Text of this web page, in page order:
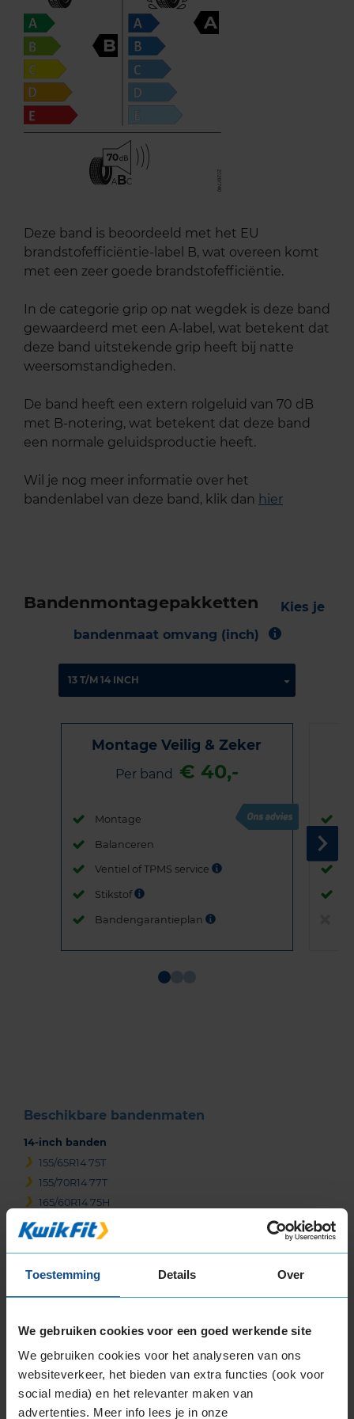
Toestemming Details Over
We gebruiken cookies voor een goed werkende site
We gebruiken cookies voor het analyseren van ons
websiteverkeer, het bieden van extra functies (ook voor
social media) en het relevanter maken van
advertenties. Meer info lees je in onze
B
A
70
ABC
Deze band is beoordeeld met het EU
brandstofefficiëntie-label B, wat overeen komt
met een zeer goede brandstofefficiëntie.
In de categorie grip op nat wegdek is deze band
gewaardeerd met een A-label, wat betekent dat
deze band uitstekende grip heeft bij natte
weersomstandigheden.
De band heeft een extern rolgeluid van 70 dB
met B-notering, wat betekent dat deze band
een normale geluidsproductie heeft.
Wil je nog meer informatie over het
bandenlabel van deze band, klik dan hier
Bandenmontagepakketten
Kies je
bandenmaat omvang (inch)
Montage Veilig & Zeker
Per band € 40,-
Montage
Balanceren
Ventiel of TPMS service
Stikstof
Bandengarantieplan
Beschikbare bandenmaten
14-inch banden
155/65R14 75T
155/70R14 77T
165/60R14 75H
165/60R14 75T
165/65R14 79T
175/65R14 82T
185/65R14 86T
185/70R14 88T
15-inch banden